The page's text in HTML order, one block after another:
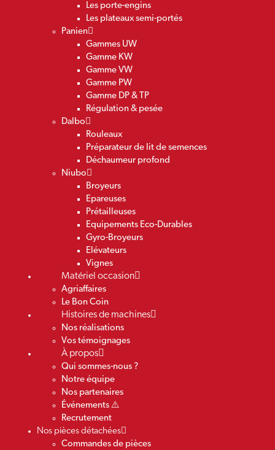
Les porte-engins
Les plateaux semi-portés
Panien
Gammes UW
Gamme KW
Gamme VW
Gamme PW
Gamme DP & TP
Régulation & pesée
Dalbo
Rouleaux
Préparateur de lit de semences
Déchaumeur profond
Niubo
Broyeurs
Epareuses
Prétailleuses
Equipements Eco-Durables
Gyro-Broyeurs
Elévateurs
Vignes
Matériel occasion
Agriaffaires
Le Bon Coin
Histoires de machines
Nos réalisations
Vos témoignages
À propos
Qui sommes-nous ?
Notre équipe
Nos partenaires
Événements ⚠️
Recrutement
Nos pièces détachées
Commandes de pièces